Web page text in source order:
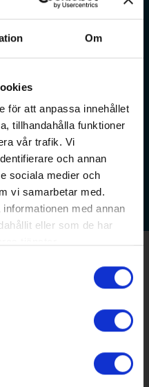
Om
för att anpassa innehållet
tillhandahålla funktioner
vår trafik. Vi
och annan
sociala medier och
vi samarbetar med.
med annan
eller som de har
från
e-
lagras
av VA & VVS-